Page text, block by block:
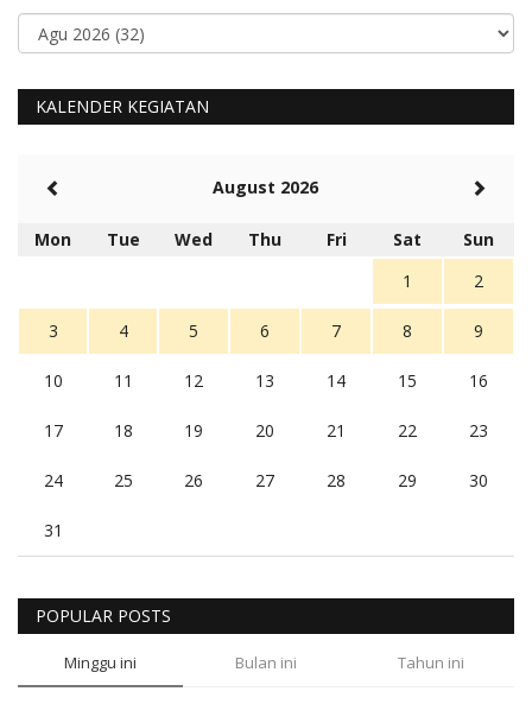
KALENDER KEGIATAN
August 2026
Mon Tue Wed Thu Fri Sat
Sun
1
2
3 4 5 6 7 8 9
10 11 12 13 14 15 16
17 18 19 20 21 22 23
24 25 26 27 28 29 30
31
POPULAR POSTS
Minggu ini Bulan ini Tahun ini